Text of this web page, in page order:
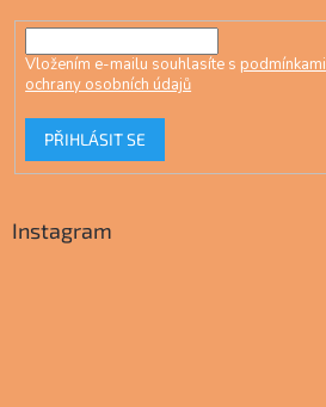
Vložením e-mailu souhlasíte s podmínkami
ochrany osobních údajů
PŘIHLÁSIT SE
Instagram